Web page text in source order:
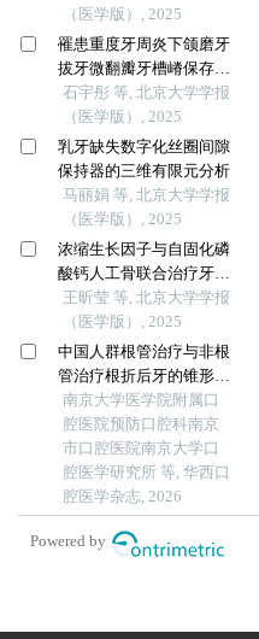
（医学版）, 2025
罹患重度牙周炎下颌磨牙
拔牙微翻瓣牙槽嵴保存效
果评价
石宇彤 等, 北京大学学报
（医学版）, 2025
乳牙缺失数字化丝圈间隙
保持器的三维有限元分析
马丽娟 等, 北京大学学报
（医学版）, 2025
浓缩生长因子与自固化磷
酸钙人工骨联合治疗牙周
骨下袋缺损的疗效：临床
和影像学评价
王昕莹 等, 北京大学学报
（医学版）, 2025
中国人群根管治疗与非根
管治疗根折后牙的锥形束ct
特征比较
南京大学医学院附属口
腔医院预防口腔科南京
市口腔医院南京大学口
腔医学研究所 等, 华西口
腔医学杂志, 2026
Powered by